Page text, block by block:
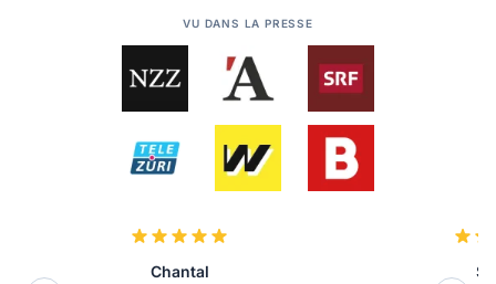
VU DANS LA PRESSE
Chantal